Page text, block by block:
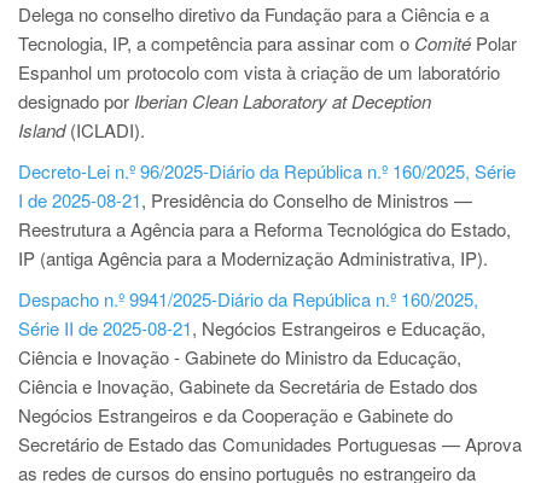
Delega no conselho diretivo da Fundação para a Ciência e a
Tecnologia, IP, a competência para assinar com o Comité Polar
Espanhol um protocolo com vista à criação de um laboratório
designado por Iberian Clean Laboratory at Deception
Island(ICLADI).
Decreto-Lei n.º 96/2025-Diário da República n.º 160/2025, Série
I de 2025-08-21, Presidência do Conselho de Ministros —
Reestrutura a Agência para a Reforma Tecnológica do Estado,
IP (antiga Agência para a Modernização Administrativa, IP).
Despacho n.º 9941/2025-Diário da República n.º 160/2025,
Série II de 2025-08-21, Negócios Estrangeiros e Educação,
Ciência e Inovação - Gabinete do Ministro da Educação,
Ciência e Inovação, Gabinete da Secretária de Estado dos
Negócios Estrangeiros e da Cooperação e Gabinete do
Secretário de Estado das Comunidades Portuguesas — Aprova
as redes de cursos do ensino português no estrangeiro da